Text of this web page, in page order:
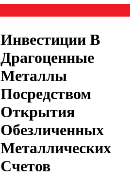
Инвестиции В
Драгоценные
Металлы
Посредством
Открытия
Обезличенных
Металлических
Счетов